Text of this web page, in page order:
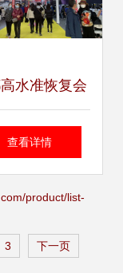
水准恢复会
多措并举筑
查看详情
product/list-
3 下一页